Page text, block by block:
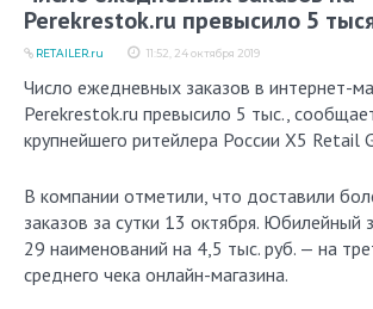
Perekrestok.ru превысило 5
11:52, 24 октября 2019
RETAILER.ru
Число ежедневных заказов в интернет-магазине
Perekrestok.ru превысило 5 тыс.,
крупнейшего ритейлера России X5 Retail
В компании отметили, что доставили
заказов за сутки 13 октября. Юбилейный
29 наименований на 4,5 тыс. руб. — на
среднего чека онлайн-магазина.